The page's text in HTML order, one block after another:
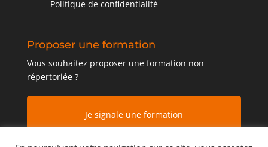
Politique de confidentialité
Proposer une formation
Vous souhaitez proposer une formation non
répertoriée ?
Je signale une formation